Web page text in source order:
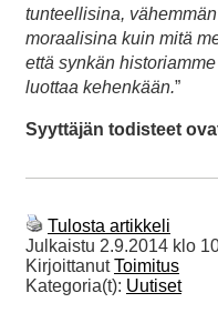
tunteellisina,
moraalisina kuin mitä
että synkän
luottaa kehenkään.”
Syyttäjän todisteet
Tulosta artikkeli
Julkaistu 2.9.2014 klo
KirjoittanutToimitus
Kategoria(t): Uutiset